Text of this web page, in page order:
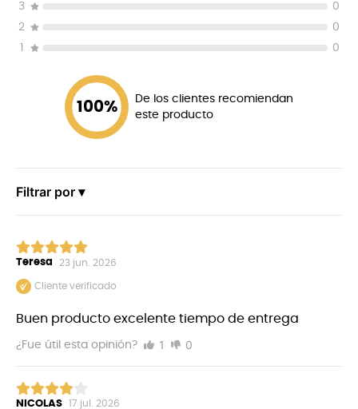
3
0
2
0
0
100%
De los clientes recomiendan
este producto
Filtrar por ▾
Teresa 23 jun. 2026
Cliente verificado
Buen producto excelente tiempo de entrega
¿Fue útil esta opinión? 1 0
NICOLAS 17 jul. 2026